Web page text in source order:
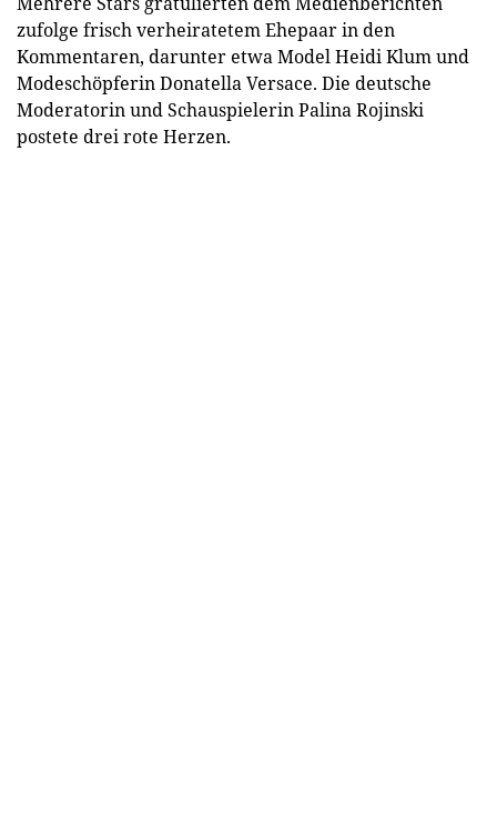
zufolge frisch verheiratetem Ehepaar in den
Kommentaren, darunter etwa Model Heidi Klum und
Modeschöpferin Donatella Versace. Die deutsche
Moderatorin und Schauspielerin Palina Rojinski
postete drei rote Herzen.